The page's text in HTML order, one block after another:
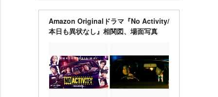
Amazon Originalドラマ『No Activity/
本日も異状なし』相関図、場面写真